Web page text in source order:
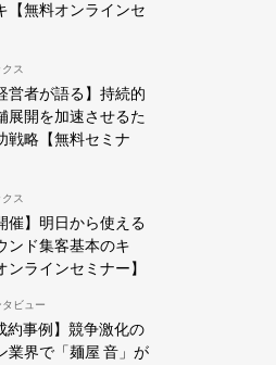
【無料オンラインセ
ス
営者が語る】持続的
展開を加速させるた
戦略【無料セミナ
ス
催】明日から使える
ンド集客基本のキ
ンラインセミナー】
ビュー
約事例】競争激化の
業界で「麺屋 音」が